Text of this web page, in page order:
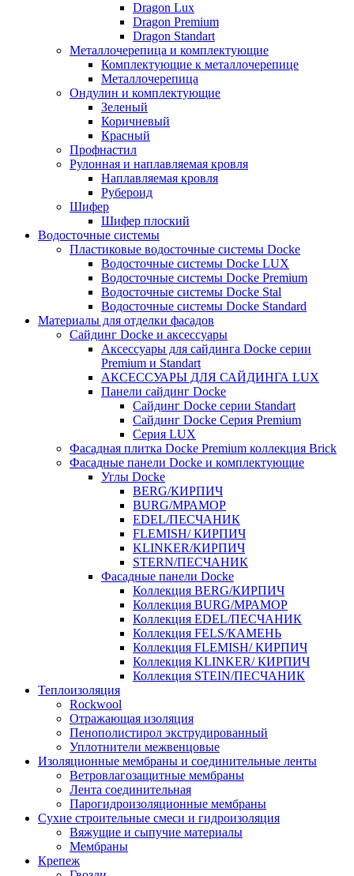
Dragon Lux
Dragon Premium
Dragon Standart
Металлочерепица и комплектующие
Комплектующие к металлочерепице
Металлочерепица
Ондулин и комплектующие
Зеленый
Коричневый
Красный
Профнастил
Рулонная и наплавляемая кровля
Наплавляемая кровля
Рубероид
Шифер
Шифер плоский
Водосточные системы
Пластиковые водосточные системы Docke
Водосточные системы Docke LUX
Водосточные системы Docke Premium
Водосточные системы Docke Stal
Водосточные системы Docke Standard
Материалы для отделки фасадов
Сайдинг Docke и аксессуары
Аксессуары для сайдинга Docke серии
Premium и Standart
АКСЕССУАРЫ ДЛЯ САЙДИНГА LUX
Панели сайдинг Docke
Cайдинг Docke серии Standart
Сайдинг Docke Серия Premium
Серия LUX
Фасадная плитка Docke Premium коллекция Brick
Фасадные панели Docke и комплектующие
Углы Docke
BERG/КИРПИЧ
BURG/МРАМОР
EDEL/ПЕСЧАНИК
FLEMISH/ КИРПИЧ
KLINKER/КИРПИЧ
STERN/ПЕСЧАНИК
Фасадные панели Docke
Коллекция BERG/КИРПИЧ
Коллекция BURG/МРАМОР
Коллекция EDEL/ПЕСЧАНИК
Коллекция FELS/КАМЕНЬ
Коллекция FLEMISH/ КИРПИЧ
Коллекция KLINKER/ КИРПИЧ
Коллекция STEIN/ПЕСЧАНИК
Теплоизоляция
Rockwool
Отражающая изоляция
Пенополистирол экструдированный
Уплотнители межвенцовые
Изоляционные мембраны и соединительные ленты
Ветровлагозащитные мембраны
Лента соединительная
Парогидроизоляционные мембраны
Сухие строительные смеси и гидроизоляция
Вяжущие и сыпучие материалы
Мембраны
Крепеж